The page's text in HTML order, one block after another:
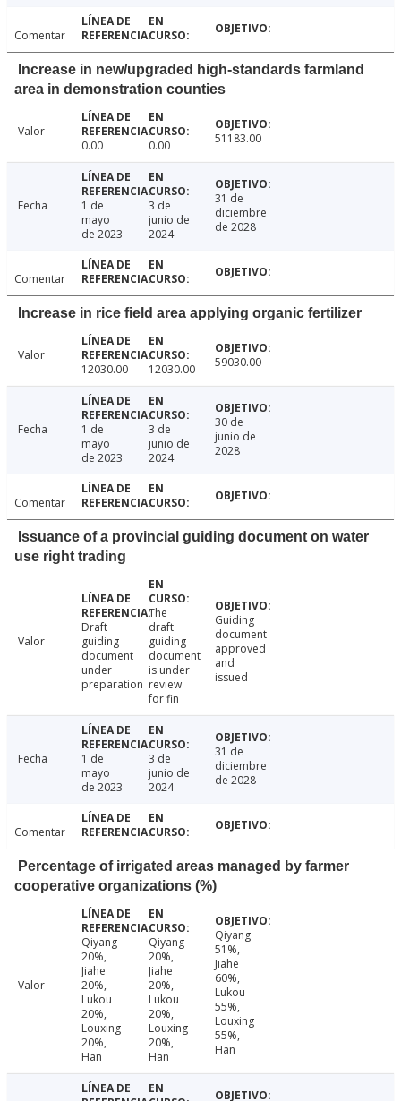
Comentar
Increase in new/upgraded high-standards farmland
area in demonstration counties
Valor
0.00
0.00 51183.00
Fecha
1 de
mayo
de 2023
3 de
junio de
2024
31 de
diciembre
de 2028
Comentar
Increase in rice field area applying organic fertilizer
Valor
12030.00
12030.00 59030.00
Fecha
1 de
mayo
de 2023
3 de
junio de
2024
30 de
junio de
2028
Comentar
Issuance of a provincial guiding document on water
use right trading
Valor
Draft
guiding
document
under
preparation
The
draft
guiding
document
is under
review
for fin
Guiding
document
approved
and
issued
Fecha
1 de
mayo
de 2023
3 de
junio de
2024
31 de
diciembre
de 2028
Comentar
Percentage of irrigated areas managed by farmer
cooperative organizations (%)
Valor
Qiyang
20%,
Jiahe
20%,
Lukou
20%,
Louxing
20%,
Han
Qiyang
20%,
Jiahe
20%,
Lukou
20%,
Louxing
20%,
Han
Qiyang
51%,
Jiahe
60%,
Lukou
55%,
Louxing
55%,
Han